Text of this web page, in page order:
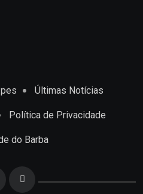
Últimas Notícias
Política de Privacidade
do Barba